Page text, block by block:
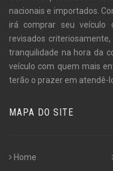
nacionais e importados.
irá comprar seu veículo
revisados
tranquilidade na hora da
veículo com quem mais
terão o prazer em atendê-
MAPA DO SITE
Home